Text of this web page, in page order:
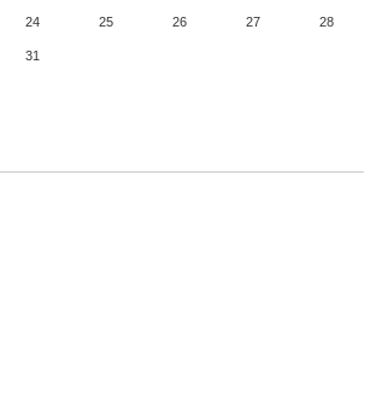
24 25 26 27 28
31